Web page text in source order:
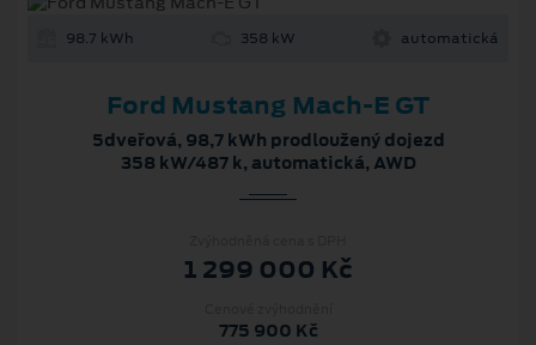
98.7 kWh 358 kW automatická
Ford Mustang Mach-E GT
5dveřová, 98,7 kWh prodloužený dojezd
358 kW/487 k, automatická, AWD
1 299 000 Kč
775 900 Kč